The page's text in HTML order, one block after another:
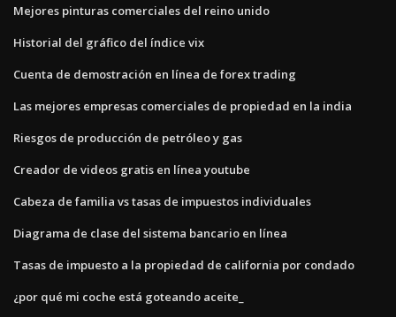
Mejores pinturas comerciales del reino unido
Historial del gráfico del índice vix
Cuenta de demostración en línea de forex trading
Las mejores empresas comerciales de propiedad en la india
Riesgos de producción de petróleo y gas
Creador de videos gratis en línea youtube
Cabeza de familia vs tasas de impuestos individuales
Diagrama de clase del sistema bancario en línea
Tasas de impuesto a la propiedad de california por condado
¿por qué mi coche está goteando aceite_